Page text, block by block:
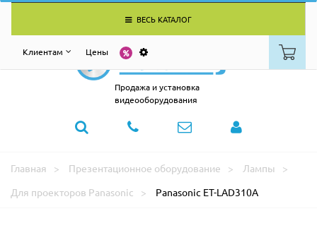
ВЕСЬ КАТАЛОГ
Клиентам Цены
Продажа и установка
видеооборудования
Главная Презентационное оборудование
Лампы
Для проекторов Panasonic
Panasonic ET-LAD310A